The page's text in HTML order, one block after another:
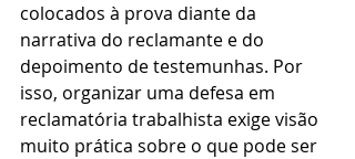
colocados à prova diante da
narrativa do reclamante e do
depoimento de testemunhas. Por
isso, organizar uma defesa em
reclamatória trabalhista exige visão
muito prática sobre o que pode ser